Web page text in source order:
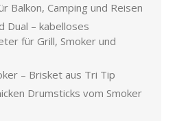
Balkon, Camping und Reisen
Dual – kabelloses
für Grill, Smoker und
– Brisket aus Tri Tip
Drumsticks vom Smoker